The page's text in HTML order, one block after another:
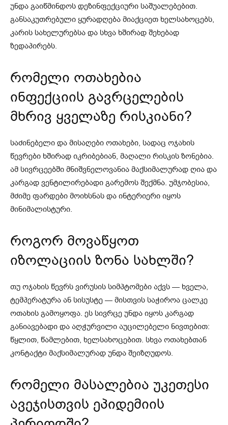
უნდა გაიწმინდოს დეზინფექციური საშუალებებით.
განსაკუთრებული ყურადღება მიაქციეთ ხელსახოცებს,
კარის სახელურებსა და სხვა ხშირად შეხებად
ზედაპირებს.
რომელი ოთახებია
ინფექციის გავრცელების
მხრივ ყველაზე რისკიანი?
საძინებელი და მისაღები ოთახები, სადაც ოჯახის
წევრები ხშირად იკრიბებიან, მაღალი რისკის ზონებია.
ამ სივრცეებში მნიშვნელოვანია მაქსიმალურად ღია და
კარგად ვენტილირებადი გარემოს შექმნა. უმჯობესია,
მძიმე ფარდები მოიხსნას და ინტერიერი იყოს
მინიმალისტური.
როგორ მოვაწყოთ
იზოლაციის ზონა სახლში?
თუ ოჯახის წევრს ვირუსის სიმპტომები აქვს — ხველა,
ტემპერატურა ან სისუსტე — მისთვის საჭიროა ცალკე
ოთახის გამოყოფა. ეს სივრცე უნდა იყოს კარგად
განიავებადი და აღჭურვილი აუცილებელი ნივთებით:
წყლით, წამლებით, ხელსახოცებით. სხვა ოთახებთან
კონტაქტი მაქსიმალურად უნდა შეიზღუდოს.
რომელი მასალებია უკეთესი
ავეჯისთვის ეპიდემიის